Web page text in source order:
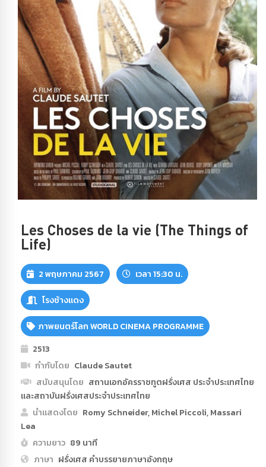
Les Choses de la vie (The Things of
Life)
2 พฤษภาคม 2567 เวลา 15:30 น.
โรงช้างแดง
ภาพยนตร์โลก WORLD CINEMA PROGRAMME
2513
กำกับโดย Claude Sautet
สนับสนุนโดย สถานเอกอัครราชทูตฝรั่งเศส ประจำประเทศไทย
และสถาบันฝรั่งเศสประจำประเทศไทย
นำแสดงโดย Romy Schneider, Michel Piccoli, Massari
Lea
ความยาว 89 นาที
ภาษา ฝรั่งเศส คำบรรยายภาษาอังกฤษ